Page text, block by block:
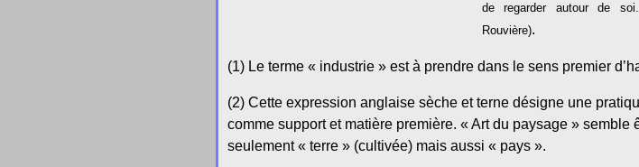
de regarder autour de
Rouvière).
(1) Le terme « industrie » est à prendre dans le sens premier
(2) Cette expression anglaise sèche et terne désigne une
comme support et matière première. « Art du paysage »
seulement « terre » (cultivée) mais aussi « pays ».